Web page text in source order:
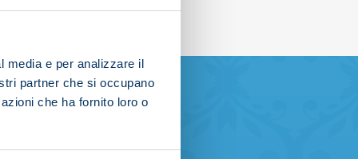
media e per analizzare il
partner che si occupano
che ha fornito loro o